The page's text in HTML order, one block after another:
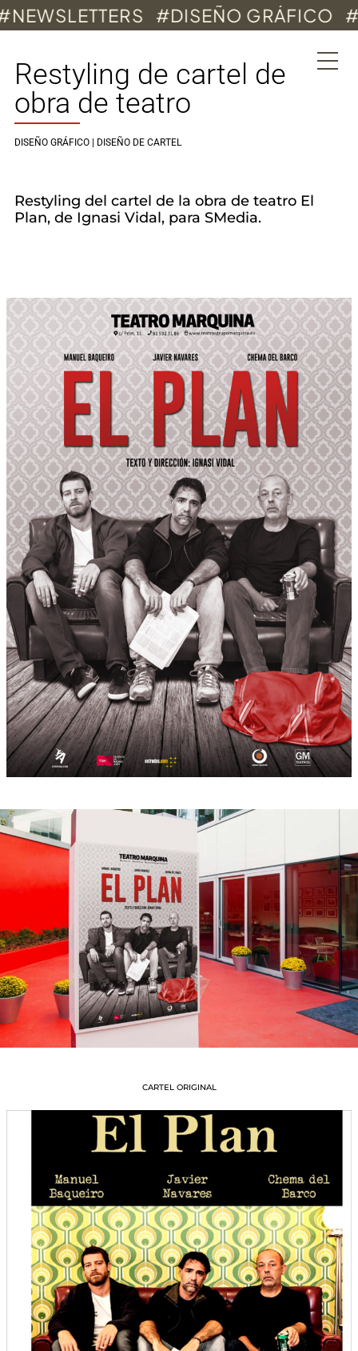
Ir
al
#DISEÑO GRÁFICO
Restyling de cartel de
obra de teatro
DISEÑO GRÁFICO | DISEÑO DE CARTEL
Restyling del cartel de la obra de teatro El
Plan, de Ignasi Vidal, para SMedia.
CARTEL ORIGINAL